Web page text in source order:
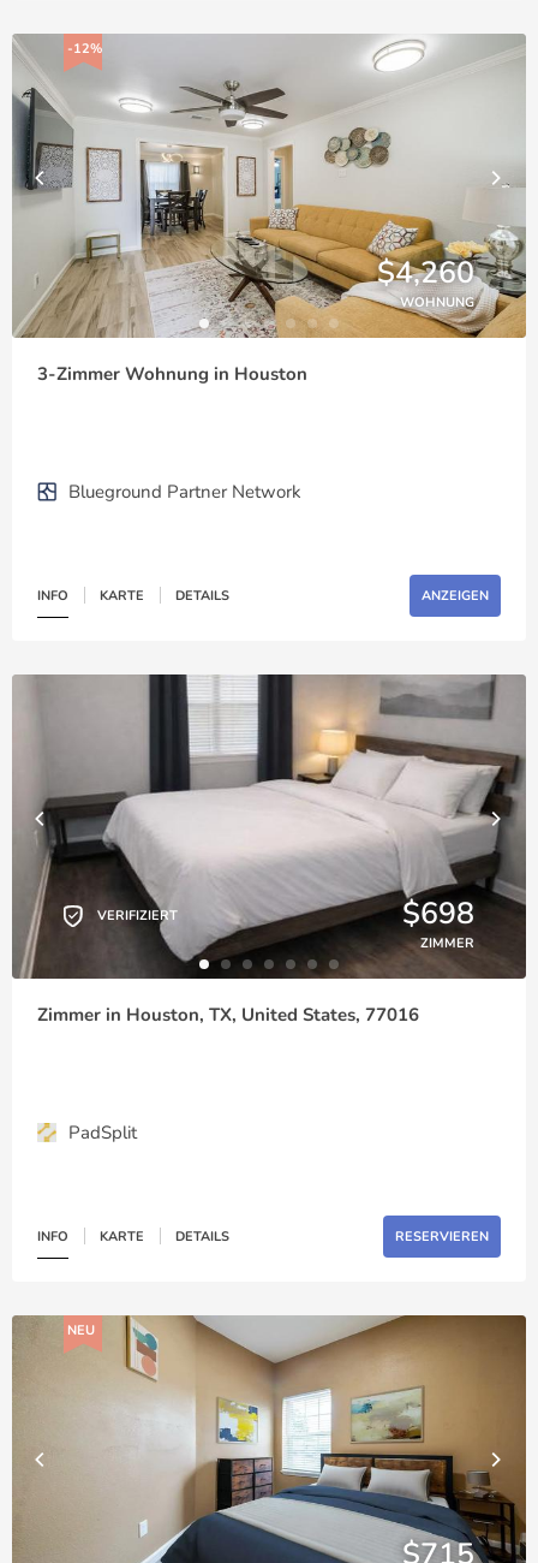
-12%
$4,260
WOHNUNG
3-Zimmer Wohnung in Houston
Blueground Partner Network
INFO KARTE DETAILS ANZEIGEN
VERIFIZIERT $698
ZIMMER
Zimmer in Houston, TX, United States, 77016
PadSplit
INFO KARTE DETAILS RESERVIEREN
NEU